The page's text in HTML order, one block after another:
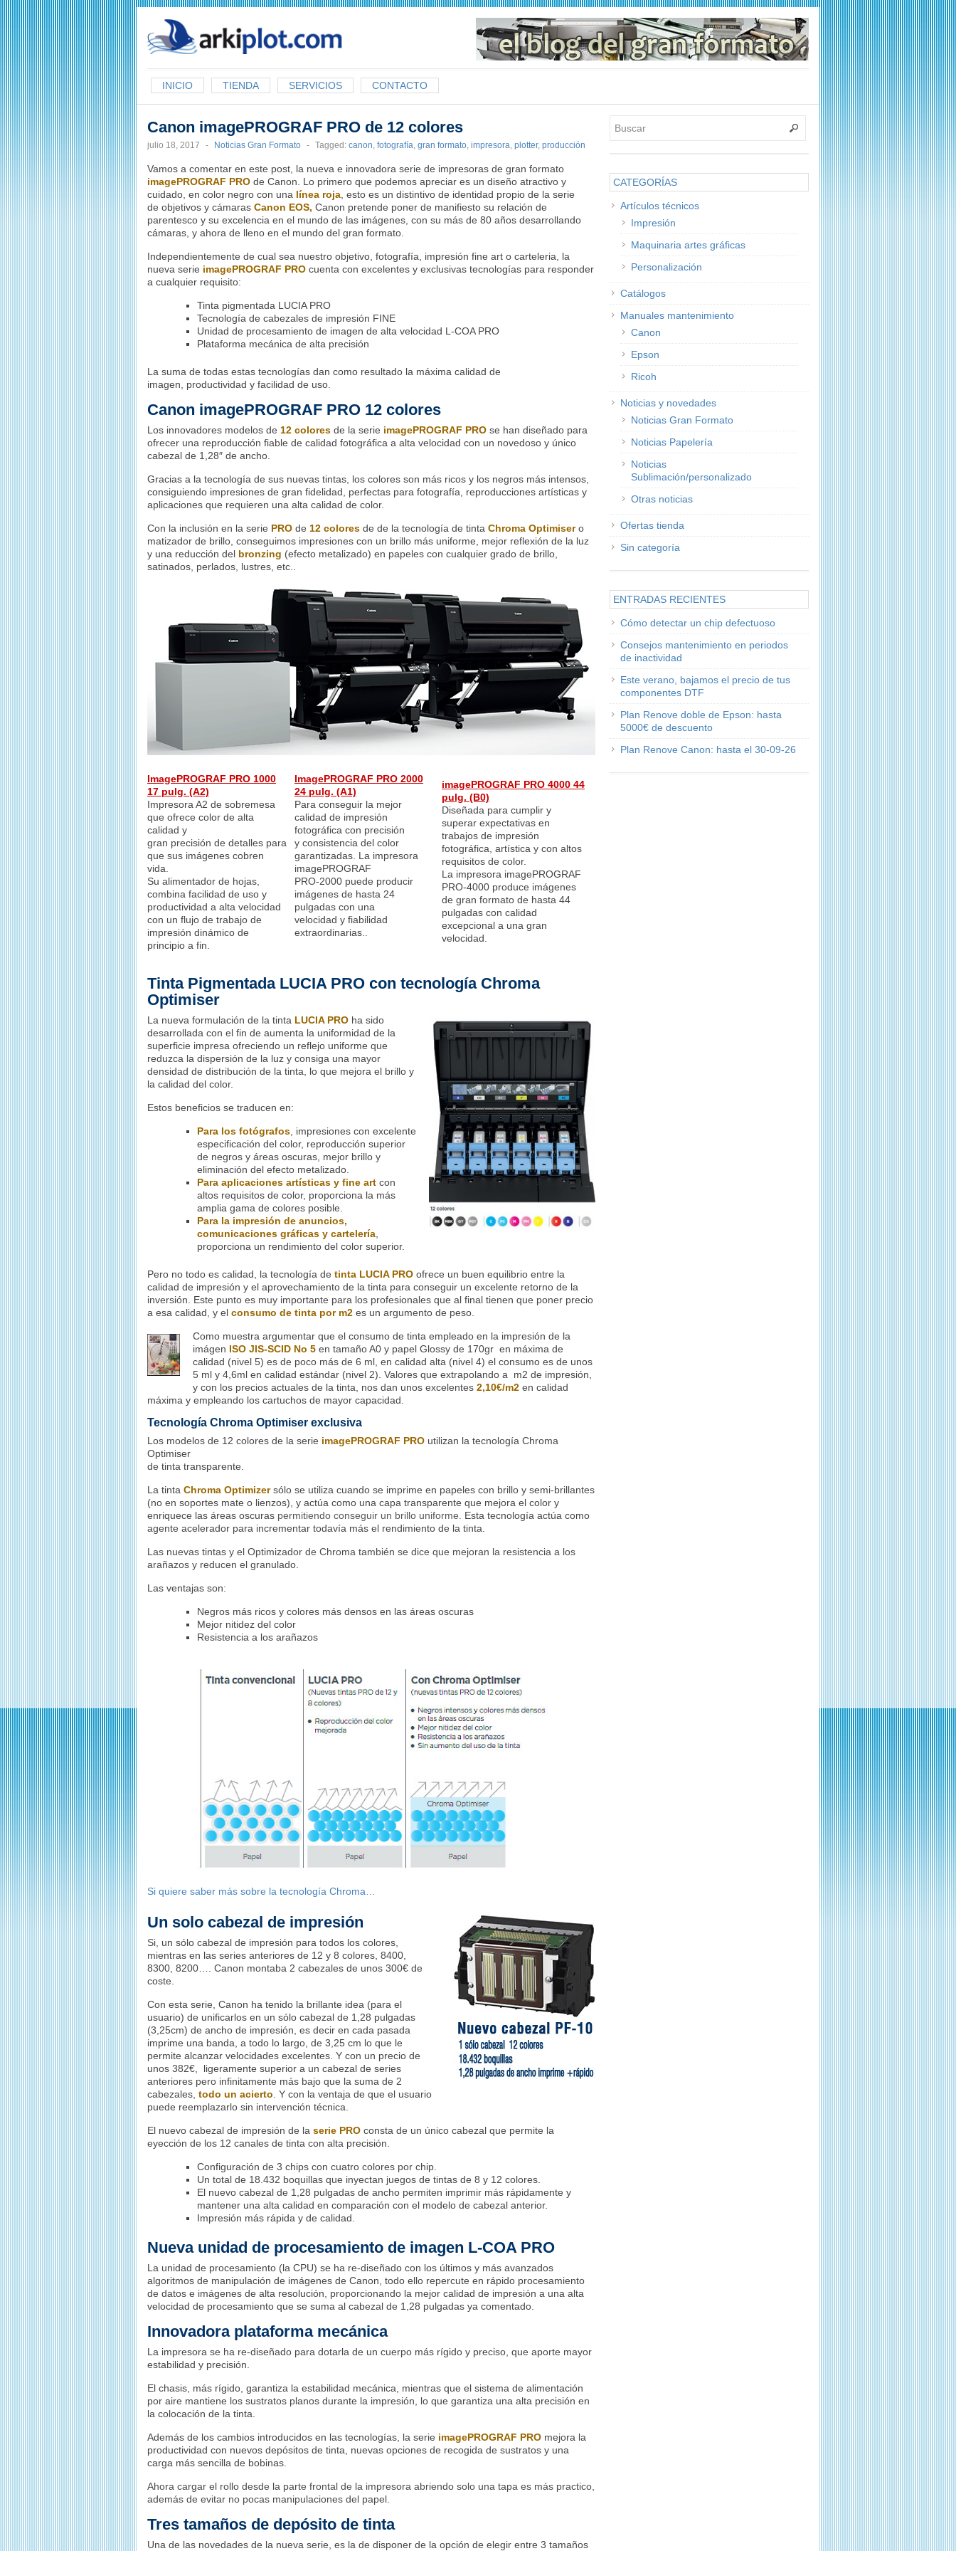
INICIO TIENDA SERVICIOS CONTACTO
Canon imagePROGRAF PRO de 12 colores
julio 18, 2017 - Noticias Gran Formato - Tagged: canon, fotografía, gran formato, impresora, plotter, producción
Vamos a comentar en este post, la nueva e innovadora serie de impresoras de gran formato
imagePROGRAF PRO de Canon. Lo primero que podemos apreciar es un diseño atractivo y
cuidado, en color negro con una línea roja , esto es un distintivo de identidad propio de la serie
de objetivos y cámaras Canon EOS, Canon pretende poner de manifiesto su relación de
parentesco y su excelencia en el mundo de las imágenes, con su más de 80 años desarrollando
cámaras, y ahora de lleno en el mundo del gran formato.
Independientemente de cual sea nuestro objetivo, fotografía, impresión fine art o carteleria, la
nueva serie imagePROGRAF PRO cuenta con excelentes y exclusivas tecnologías para responder
a cualquier requisito:
Tinta pigmentada LUCIA PRO
Tecnología de cabezales de impresión FINE
Unidad de procesamiento de imagen de alta velocidad L-COA PRO
Plataforma mecánica de alta precisión
La suma de todas estas tecnologías dan como resultado la máxima calidad de
imagen, productividad y facilidad de uso.
Canon imagePROGRAF PRO 12 colores
Los innovadores modelos de 12 colores de la serie imagePROGRAF PRO se han diseñado para
ofrecer una reproducción fiable de calidad fotográfica a alta velocidad con un novedoso y único
cabezal de 1,28″ de ancho.
Gracias a la tecnología de sus nuevas tintas, los colores son más ricos y los negros más intensos,
consiguiendo impresiones de gran fidelidad, perfectas para fotografía, reproducciones artísticas y
aplicaciones que requieren una alta calidad de color.
Con la inclusión en la serie PRO de 12 colores de de la tecnología de tinta Chroma Optimisero
matizador de brillo, conseguimos impresiones con un brillo más uniforme, mejor reflexión de la luz
y una reducción del bronzing (efecto metalizado) en papeles con cualquier grado de brillo,
satinados, perlados, lustres, etc..
ImagePROGRAF PRO 1000
17 pulg. (A2)
Impresora A2 de sobremesa
que ofrece color de alta
calidad y
gran precisión de detalles para
que sus imágenes cobren
vida.
Su alimentador de hojas,
combina facilidad de uso y
productividad a alta velocidad
con un flujo de trabajo de
impresión dinámico de
principio a fin.
ImagePROGRAF PRO 2000
24 pulg. (A1)
Para conseguir la mejor
calidad de impresión
fotográfica con precisión
y consistencia del color
garantizadas. La impresora
imagePROGRAF
PRO-2000 puede producir
imágenes de hasta 24
pulgadas con una
velocidad y fiabilidad
extraordinarias..
imagePROGRAF PRO 4000 44
pulg. (B0)
Diseñada para cumplir y
superar expectativas en
trabajos de impresión
fotográfica, artística y con altos
requisitos de color.
La impresora imagePROGRAF
PRO-4000 produce imágenes
de gran formato de hasta 44
pulgadas con calidad
excepcional a una gran
velocidad.
Tinta Pigmentada LUCIA PRO con tecnología Chroma
Optimiser
La nueva formulación de la tinta LUCIA PRO ha sido
desarrollada con el fin de aumenta la uniformidad de la
superficie impresa ofreciendo un reflejo uniforme que
reduzca la dispersión de la luz y consiga una mayor
densidad de distribución de la tinta, lo que mejora el brillo y
la calidad del color.
Estos beneficios se traducen en:
Para los fotógrafos, impresiones con excelente
especificación del color, reproducción superior
de negros y áreas oscuras, mejor brillo y
eliminación del efecto metalizado.
Para aplicaciones artísticas y fine art con
altos requisitos de color, proporciona la más
amplia gama de colores posible.
Para la impresión de anuncios,
comunicaciones gráficas y cartelería,
proporciona un rendimiento del color superior.
Pero no todo es calidad, la tecnología de tinta LUCIA PRO ofrece un buen equilibrio entre la
calidad de impresión y el aprovechamiento de la tinta para conseguir un excelente retorno de la
inversión. Este punto es muy importante para los profesionales que al final tienen que poner precio
a esa calidad, y el consumo de tinta por m2 es un argumento de peso.
Como muestra argumentar que el consumo de tinta empleado en la impresión de la
imágen ISO JIS-SCID No 5en tamaño A0 y papel Glossy de 170gr en máxima de
calidad (nivel 5) es de poco más de 6 ml, en calidad alta (nivel 4) el consumo es de unos
5 ml y 4,6ml en calidad estándar (nivel 2). Valores que extrapolando a m2 de impresión,
y con los precios actuales de la tinta, nos dan unos excelentes 2,10€/m2en calidad
máxima y empleando los cartuchos de mayor capacidad.
Tecnología Chroma Optimiser exclusiva
Los modelos de 12 colores de la serie imagePROGRAF PRO utilizan la tecnología Chroma
Optimiser
de tinta transparente.
La tinta Chroma Optimizersólo se utiliza cuando se imprime en papeles con brillo y semi-brillantes
(no en soportes mate o lienzos), y actúa como una capa transparente que mejora el color y
enriquece las áreas oscuras permitiendo conseguir un brillo uniforme. Esta tecnología actúa como
agente acelerador para incrementar todavía más el rendimiento de la tinta.
Las nuevas tintas y el Optimizador de Chroma también se dice que mejoran la resistencia a los
arañazos y reducen el granulado.
Las ventajas son:
Negros más ricos y colores más densos en las áreas oscuras
Mejor nitidez del color
Resistencia a los arañazos
Si quiere saber más sobre la tecnología Chroma…
Un solo cabezal de impresión
Si, un sólo cabezal de impresión para todos los colores,
mientras en las series anteriores de 12 y 8 colores, 8400,
8300, 8200…. Canon montaba 2 cabezales de unos 300€ de
coste.
Con esta serie, Canon ha tenido la brillante idea (para el
usuario) de unificarlos en un sólo cabezal de 1,28 pulgadas
(3,25cm) de ancho de impresión, es decir en cada pasada
imprime una banda, a todo lo largo, de 3,25 cm lo que le
permite alcanzar velocidades excelentes. Y con un precio de
unos 382€, ligeramente superior a un cabezal de series
anteriores pero infinitamente más bajo que la suma de 2
cabezales, todo un acierto . Y con la ventaja de que el usuario
puede reemplazarlo sin intervención técnica.
El nuevo cabezal de impresión de la serie PRO consta de un único cabezal que permite la
eyección de los 12 canales de tinta con alta precisión.
Configuración de 3 chips con cuatro colores por chip.
Un total de 18.432 boquillas que inyectan juegos de tintas de 8 y 12 colores.
El nuevo cabezal de 1,28 pulgadas de ancho permiten imprimir más rápidamente y
mantener una alta calidad en comparación con el modelo de cabezal anterior.
Impresión más rápida y de calidad.
Nueva unidad de procesamiento de imagen L-COA PRO
La unidad de procesamiento (la CPU) se ha re-diseñado con los últimos y más avanzados
algoritmos de manipulación de imágenes de Canon, todo ello repercute en rápido procesamiento
de datos e imágenes de alta resolución, proporcionando la mejor calidad de impresión a una alta
velocidad de procesamiento que se suma al cabezal de 1,28 pulgadas ya comentado.
Innovadora plataforma mecánica
La impresora se ha re-diseñado para dotarla de un cuerpo más rígido y preciso, que aporte mayor
estabilidad y precisión.
El chasis, más rígido, garantiza la estabilidad mecánica, mientras que el sistema de alimentación
por aire mantiene los sustratos planos durante la impresión, lo que garantiza una alta precisión en
la colocación de la tinta.
Además de los cambios introducidos en las tecnologías, la serie imagePROGRAF PRO mejora la
productividad con nuevos depósitos de tinta, nuevas opciones de recogida de sustratos y una
carga más sencilla de bobinas.
Ahora cargar el rollo desde la parte frontal de la impresora abriendo solo una tapa es más practico,
además de evitar no pocas manipulaciones del papel.
Tres tamaños de depósito de tinta
Una de las novedades de la nueva serie, es la de disponer de la opción de elegir entre 3 tamaños
CATEGORÍAS
Artículos técnicos
Impresión
Maquinaria artes gráficas
Personalización
Catálogos
Manuales mantenimiento
Canon
Epson
Ricoh
Noticias y novedades
Noticias Gran Formato
Noticias Papelería
Noticias
Sublimación/personalizado
Otras noticias
Ofertas tienda
Sin categoría
ENTRADAS RECIENTES
Cómo detectar un chip defectuoso
Consejos mantenimiento en periodos
de inactividad
Este verano, bajamos el precio de tus
componentes DTF
Plan Renove doble de Epson: hasta
5000€ de descuento
Plan Renove Canon: hasta el 30-09-26